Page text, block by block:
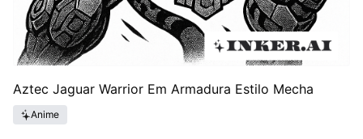
Aztec Jaguar Warrior Em Armadura Estilo Mecha
Anime